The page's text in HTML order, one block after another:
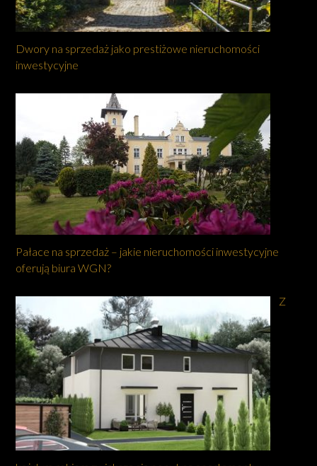
Dwory na sprzedaż jako prestiżowe nieruchomości
inwestycyjne
Pałace na sprzedaż – jakie nieruchomości inwestycyjne
oferują biura WGN?
Z